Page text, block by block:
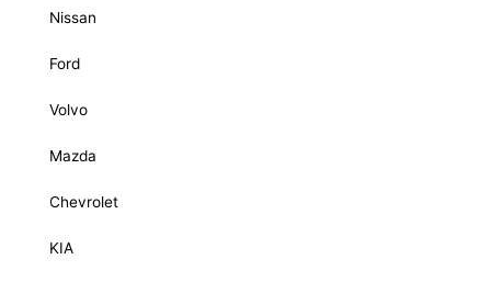
Nissan
Ford
Volvo
Mazda
Chevrolet
KIA